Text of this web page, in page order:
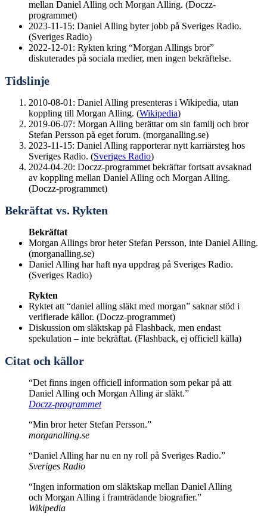
mellan Daniel Alling och Morgan Alling. (Doczz-
programmet)
2023-11-15: Daniel Alling byter jobb på Sveriges Radio.
(Sveriges Radio)
2022-12-01 : Rykten kring “Morgan Allings bror”
diskuterades på sociala medier, men ingen bekräftelse.
Tidslinje
2010-08-01: Daniel Alling presenteras i Wikipedia, utan
koppling till Morgan Alling. (Wikipedia)
2019-06-07: Morgan Alling berättar om sin familj och bror
Stefan Persson på eget forum. (morganalling.se)
2023-11-15: Daniel Alling rapporterar nytt karriärsteg hos
Sveriges Radio. (Sveriges Radio)
2024-04-20: Doczz-programmet bekräftar fortsatt avsaknad
av koppling mellan Daniel Alling och Morgan Alling.
(Doczz-programmet)
Bekräftat vs. Rykten
Bekräftat
Morgan Allings bror heter Stefan Persson, inte Daniel Alling.
(morganalling.se)
Daniel Alling har haft nya uppdrag på Sveriges Radio.
(Sveriges Radio)
Rykten
Ryktet att “daniel alling släkt med morgan” saknar stöd i
verifierade källor. (Doczz-programmet)
Diskussion om släktskap på Flashback, men endast
spekulation – inte bekräftat. (Flashback, ej officiell källa)
Citat och källor
“Det finns ingen officiell information som pekar på att
Daniel Alling och Morgan Alling är släkt.”
Doczz-programmet
“Min bror heter Stefan Persson.”
morganalling.se
“Daniel Alling har nu en ny roll på Sveriges Radio.”
Sveriges Radio
“Ingen information om släktskap mellan Daniel Alling
och Morgan Alling i framträdande biografier.”
Wikipedia